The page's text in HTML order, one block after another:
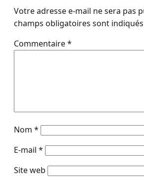
Votre adresse e-mail ne sera pas
champs obligatoires sont indiqués
Commentaire*
Nom *
E-mail *
Site web